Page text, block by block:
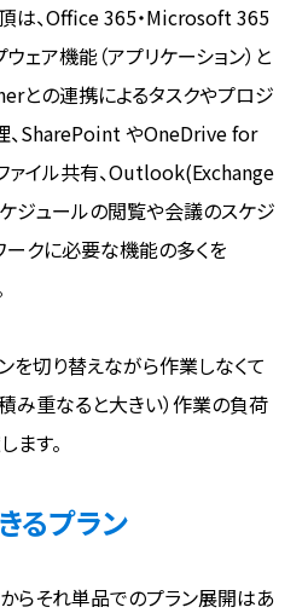
は、Office 365・Microsoft 365
ェア機能（アプリケーション）と
との連携によるタスクやプロジ
、SharePoint やOneDrive for
ァイル共有、Outlook(Exchange
ジュールの閲覧や会議のスケジ
ークに必要な機能の多くを
を切り替えながら作業しなくて
み重なると大きい）作業の負荷
す。
るプラン
らそれ単品でのプラン展開はあ